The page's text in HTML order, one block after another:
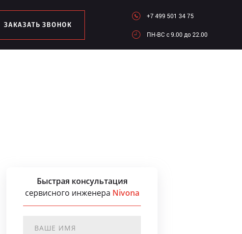
ЗАКАЗАТЬ ЗВОНОК
+7 499 501 34 75
ПН-ВC c 9.00 до 22.00
Быстрая консультация
сервисного инженера Nivona